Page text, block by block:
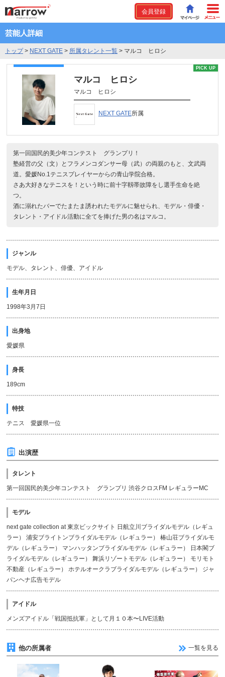
会員登録
芸能人詳細
トップ> NEXT GATE > 所属タレント一覧 > マルコ ヒロシ
PICK UP
マルコ ヒロシ
マルコ ヒロシ
NEXT GATE所属
第一回国民的美少年コンテスト グランプリ！
塾経営の父（文）とフラメンコダンサー母（武）の両親のもと、文武両
道。愛媛No.1テニスプレイヤーからの青山学院合格。
さあ大好きなテニスを！という時に前十字靱帯故障をし選手生命を絶
つ。
酒に溺れたバーでたまたま誘われたモデルに魅せられ、モデル・俳優・
タレント・アイドル活動に全てを捧げた男の名はマルコ。
ジャンル
モデル、タレント、俳優、アイドル
生年月日
1998年3月7日
出身地
愛媛県
身長
189cm
特技
テニス 愛媛県一位
出演歴
タレント
第一回国民的美少年コンテスト グランプリ 渋谷クロスFM レギュラーMC
モデル
next gate collection at 東京ビックサイト 日航立川ブライダルモデル（レギュ
ラー） 浦安ブライトンブライダルモデル（レギュラー） 椿山荘ブライダルモ
デル（レギュラー） マンハッタンブライダルモデル（レギュラー） 日本閣ブ
ライダルモデル（レギュラー） 舞浜リゾートモデル（レギュラー） モリモト
不動産（レギュラー） ホテルオークラブライダルモデル（レギュラー） ジャ
パンヘナ広告モデル
アイドル
メンズアイドル「戦国抵抗軍」として月１０本〜LIVE活動
他の所属者 一覧を見る